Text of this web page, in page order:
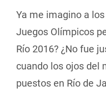
Ya me imagino a
Juegos Olímpicos
Río 2016? ¿No fue
cuando los ojos del
puestos en Río de